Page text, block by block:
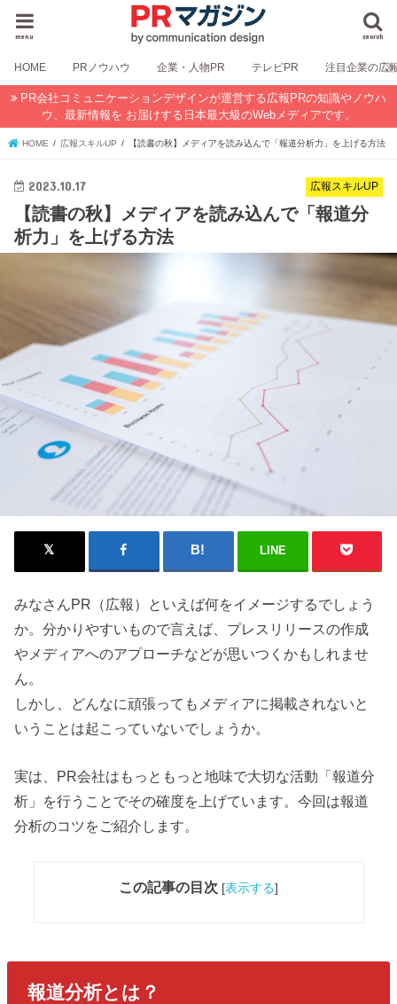
search
menu
HOME PRノウハウ 企業・人物PR テレビPR 注目企業の広
PR会社コミュニケーションデザインが運営する広報PRの知識やノウハ
ウ、最新情報を お届けする日本最大級のWebメディアです。
HOME 広報スキルUP 【読書の秋】メディアを読み込んで「報道分析力」を上げる方法
広報スキルUP
2023.10.17
【読書の秋】メディアを読み込んで「報道分
析力」を上げる方法
LINE
みなさんPR（広報）といえば何をイメージするでしょう
か。分かりやすいもので言えば、プレスリリースの作成
やメディアへのアプローチなどが思いつくかもしれませ
ん。
しかし、どんなに頑張ってもメディアに掲載されないと
いうことは起こっていないでしょうか。
実は、PR会社はもっともっと地味で大切な活動「報道分
析」を行うことでその確度を上げています。今回は報道
分析のコツをご紹介します。
この記事の目次 [表示する]
報道分析とは？